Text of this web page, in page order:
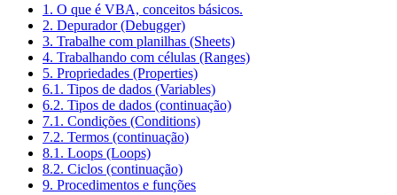
1. O que é VBA, conceitos básicos.
2. Depurador (Debugger)
3. Trabalhe com planilhas (Sheets)
4. Trabalhando com células (Ranges)
5. Propriedades (Properties)
6.1. Tipos de dados (Variables)
6.2. Tipos de dados (continuação)
7.1. Condições (Conditions)
7.2. Termos (continuação)
8.1. Loops (Loops)
8.2. Ciclos (continuação)
9. Procedimentos e funções